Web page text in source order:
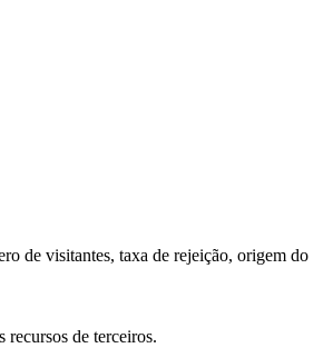
de visitantes, taxa de rejeição, origem do
de terceiros.